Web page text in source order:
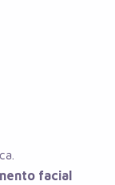
facial